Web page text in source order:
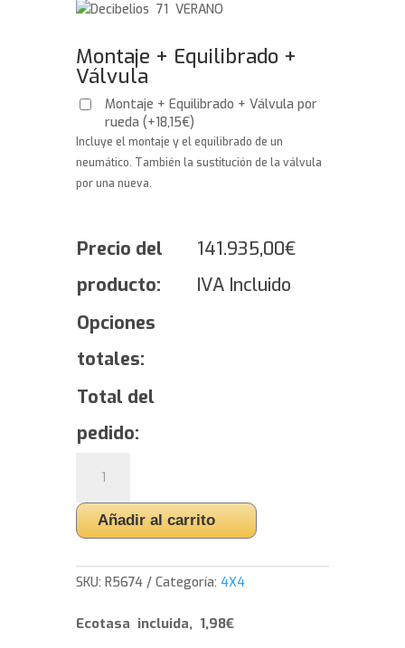
71 VERANO
Montaje + Equilibrado +
Válvula
Montaje + Equilibrado + Válvula por
rueda(+18,15€)
Incluye el montaje y el equilibrado de un
neumático. También la sustitución de la válvula
por una nueva.
Precio del
producto:
141.935,00€
IVA Incluido
Opciones
totales:
Total del
pedido:
GEOLANDAR
CV
G058
235/60/18
107
cantidad
Añadir al carrito
SKU:R5674 Categoría:4X4
Ecotasa incluida, 1,98€